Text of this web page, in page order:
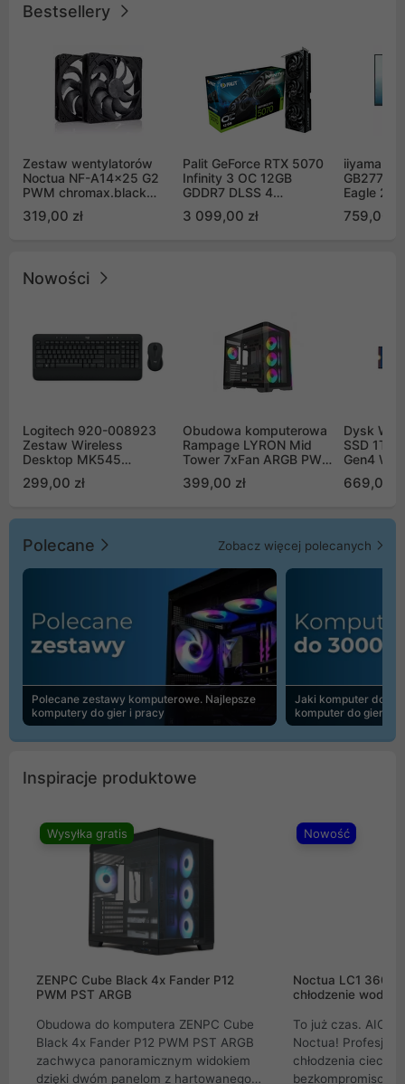
Bestsellery
Zestaw wentylatorów
Noctua NF-A14x25 G2
PWM chromax.black
Push Pull (2szt)
319,00 zł
Palit GeForce RTX 5070
Infinity 3 OC 12GB
GDDR7 DLSS 4
GB2050S)
3 099,00 zł
iiyama G-
Eagle 27"
759,00 zł
Nowości
Logitech 920-008923
Zestaw Wireless
Desktop MK545
299,00 zł
Obudowa komputerowa
Rampage LYRON Mid
Tower 7xFan ARGB PWM
399,00 zł
Dysk WD
SSD 1TB
Gen4
669,00
Polecane Zobacz więcej polecanych
Polecane zestawy komputerowe. Najlepsze
komputery do gier i pracy
Jaki komputer do
komputer do gier |
Inspiracje produktowe
Wysyłka gratis
ZENPC Cube Black 4x Fander P12
PWM PST ARGB
Obudowa do komputera ZENPC Cube
Black 4x Fander P12 PWM PST ARGB
zachwyca panoramicznym widokiem
dzięki dwóm panelom z hartowanego
Nowość
Noctua LC1
chłodzenie wodne
To już czas. AIO
Noctua!
chłodzenia cieczą